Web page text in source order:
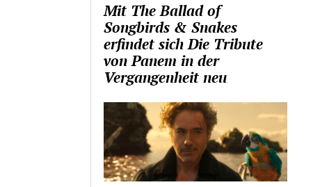
Mit The Ballad of
Songbirds & Snakes
erfindet sich Die Tribute
von Panem in der
Vergangenheit neu